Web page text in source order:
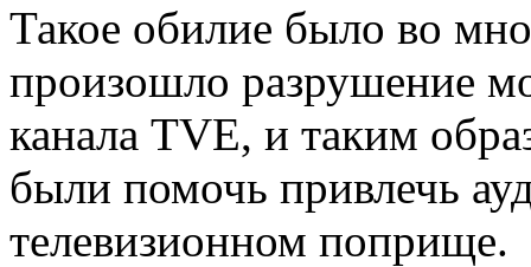
Такое обилие было во
произошло разрушение
канала TVE, и таким
были помочь привлечь
телевизионном поприще.